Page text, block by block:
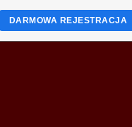
DARMOWA REJESTRACJA